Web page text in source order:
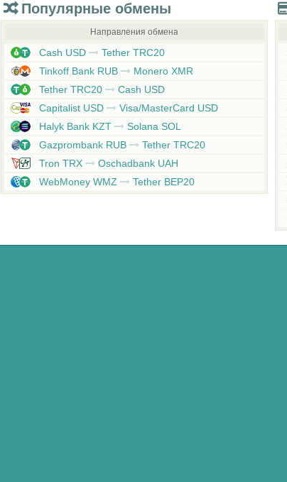
Популярные обмены
Направления обмена
Cash USD
Tether TRC20
Tinkoff Bank RUB
Monero XMR
Tether TRC20
Cash USD
Capitalist USD
Visa/MasterCard USD
Halyk Bank KZT
Solana SOL
Gazprombank RUB
Tether TRC20
Tron TRX
Oschadbank UAH
WebMoney WMZ
Tether BEP20